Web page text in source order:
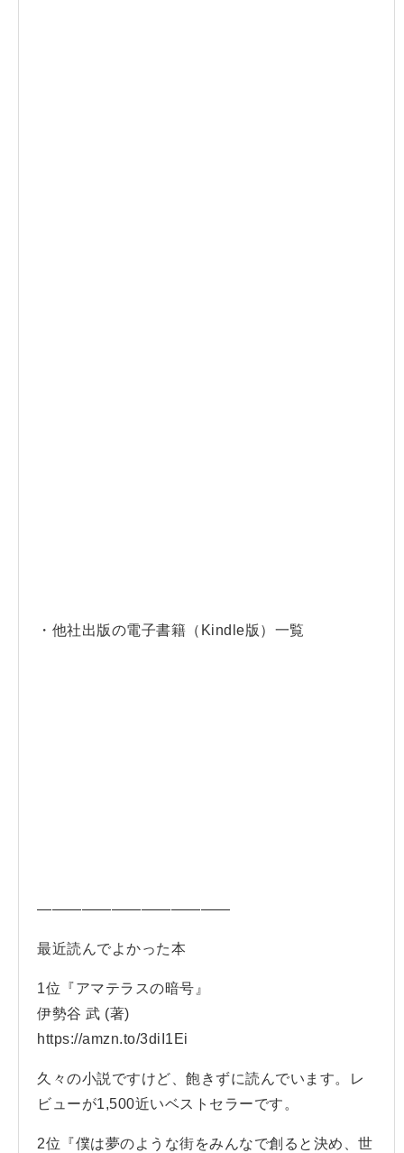
・他社出版の電子書籍（Kindle版）一覧
—————————————
最近読んでよかった本
1位『アマテラスの暗号』
伊勢谷 武 (著)
https://amzn.to/3diI1Ei
久々の小説ですけど、飽きずに読んでいます。レ
ビューが1,500近いベストセラーです。
2位『僕は夢のような街をみんなで創ると決め、世